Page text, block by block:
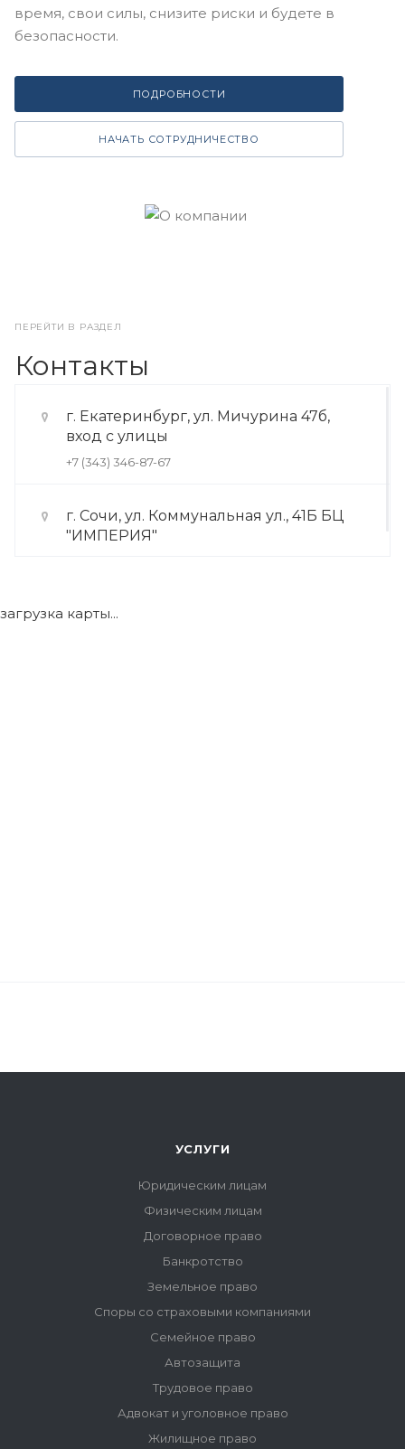
время, свои силы, снизите риски и будете в
безопасности.
ПОДРОБНОСТИ
НАЧАТЬ СОТРУДНИЧЕСТВО
ПЕРЕЙТИ В РАЗДЕЛ
Контакты
г. Екатеринбург, ул. Мичурина 47б,
вход с улицы
+7 (343) 346-87-67
г. Сочи, ул. Коммунальная ул., 41Б БЦ
"ИМПЕРИЯ"
загрузка карты...